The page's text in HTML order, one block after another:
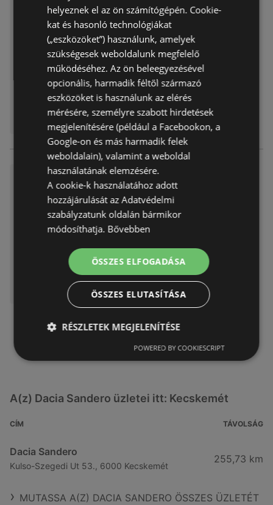
Dacia Bigster Árlista letöltése
Akciós újság már nem érvényes
Lejárat dátuma: 2026.04.16
Távolság:
7,21 km
Dacia Spring Árlista letöltése
Lejárat dátuma:
Távolság: 7,21 km
A(z) Dacia Sandero üzletei itt: Kecskemét
CÍM TÁVOLSÁG
Dacia Sandero
Kulso-Szegedi Ut 53., 6000 Kecskemét
255,73 km
MUTASSA A(Z) DACIA SANDERO ÖSSZES ÜZLETÉT
helyeznek el az ön számítógépén. Cookie-
kat és hasonló technológiákat
(„eszközöket”) használunk, amelyek
szükségesek weboldalunk megfelelő
működéséhez. Az ön beleegyezésével
opcionális, harmadik féltől származó
eszközöket is használunk az elérés
mérésére, személyre szabott hirdetések
megjelenítésére (például a Facebookon, a
Google-on és más harmadik felek
weboldalain), valamint a weboldal
használatának elemzésére.
A cookie-k használatához adott
hozzájárulását az Adatvédelmi
szabályzatunk oldalán bármikor
módosíthatja. Bővebben
ÖSSZES ELFOGADÁSA
ÖSSZES ELUTASÍTÁSA
RÉSZLETEK MEGJELENÍTÉSE
POWERED BY COOKIESCRIPT